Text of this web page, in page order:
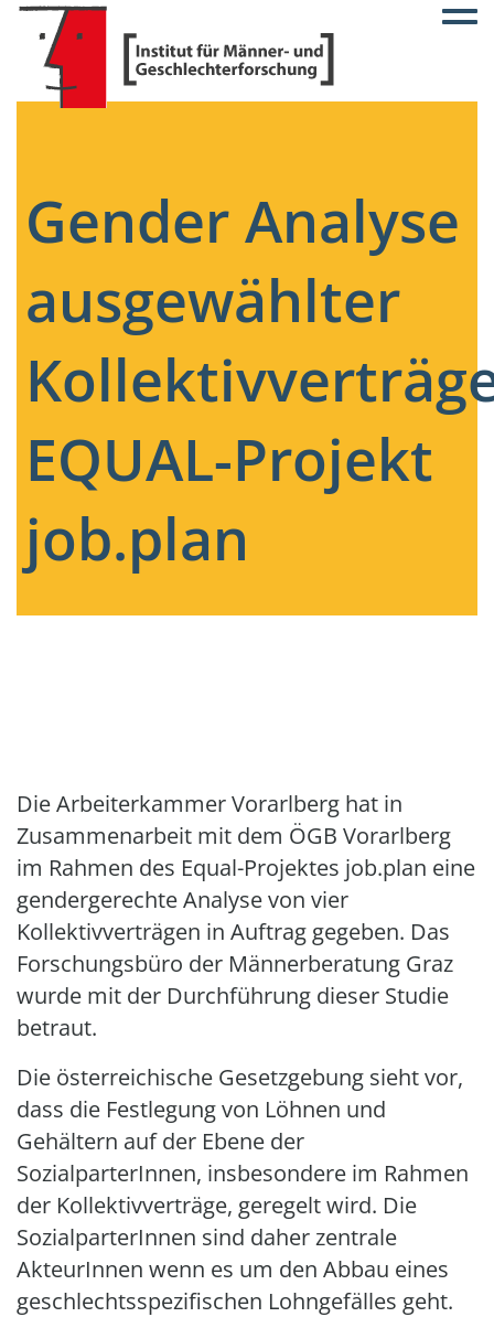
Gender Analyse
ausgewählter
EQUAL-Projekt
job.plan
Die Arbeiterkammer Vorarlberg hat in
Zusammenarbeit mit dem ÖGB Vorarlberg
im Rahmen des Equal-Projektes job.plan eine
gendergerechte Analyse von vier
Kollektivverträgen in Auftrag gegeben. Das
Forschungsbüro der Männerberatung Graz
wurde mit der Durchführung dieser Studie
betraut.
Die österreichische Gesetzgebung sieht vor,
dass die Festlegung von Löhnen und
Gehältern auf der Ebene der
SozialparterInnen, insbesondere im Rahmen
der Kollektivverträge, geregelt wird. Die
SozialparterInnen sind daher zentrale
AkteurInnen wenn es um den Abbau eines
geschlechtsspezifischen Lohngefälles geht.